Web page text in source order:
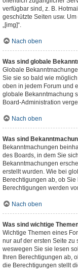
verfügbar sind, z. B.
geschützte Seiten usw.
„[img]“.
Nach oben
Was sind globale
Globale
Sie sie so bald wie
oben in jedem Forum und
globale Bekanntmachung
Board-Administration
Nach oben
Was sind
Bekanntmachungen
des Boards, in dem Sie
Bekanntmachungen
erstellt wurden. Wie bei
Berechtigungen ab, ob
Berechtigungen werden
Nach oben
Was sind wichtige
Wichtige Themen eines
nur auf der ersten Seite
weswegen Sie sie lesen
Ihren Berechtigungen ab,
die Berechtigungen stellt